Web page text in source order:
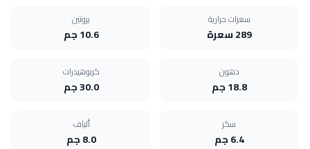
سعرات حرارية
289 سعرة
بروتين
10.6 جم
دهون
18.8 جم
كربوهيدرات
30.0 جم
سكر
6.4 جم
ألياف
8.0 جم